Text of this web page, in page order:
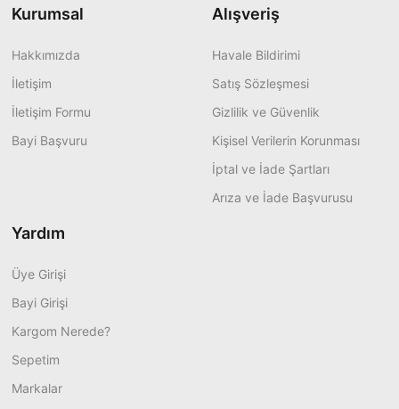
Kurumsal
Hakkımızda
İletişim
İletişim Formu
Bayi Başvuru
Alışveriş
Havale Bildirimi
Satış Sözleşmesi
Gizlilik ve Güvenlik
Kişisel Verilerin Korunması
İptal ve İade Şartları
Arıza ve İade Başvurusu
Yardım
Üye Girişi
Bayi Girişi
Kargom Nerede?
Sepetim
Markalar